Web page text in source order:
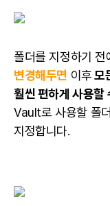
폴더를 지정하기 전
변경해두면 이후모
훨씬 편하게 사용할
Vault로 사용할 폴
지정합니다.